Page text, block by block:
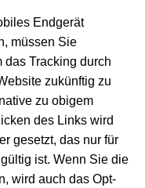
Endgerät
müssen Sie
das Tracking durch
zukünftig zu
zu obigem
des Links wird
gesetzt, das nur für
ist. Wenn Sie die
wird auch das Opt-